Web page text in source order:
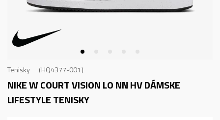
Tenisky HQ4377-001
NIKE W COURT VISION LO NN HVDÁMSKE
LIFESTYLE TENISKY